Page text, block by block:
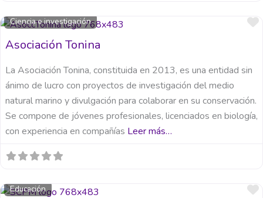
Ciencia e investigación
Asociación Tonina
La Asociación Tonina, constituida en 2013, es una entidad sin
ánimo de lucro con proyectos de investigación del medio
natural marino y divulgación para colaborar en su conservación.
Se compone de jóvenes profesionales, licenciados en biología,
con experiencia en compañías Leer más…
Educación